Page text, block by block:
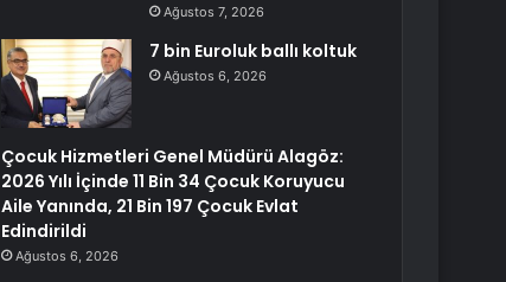
Ağustos 7, 2026
7 bin Euroluk ballı koltuk
Ağustos 6, 2026
Çocuk Hizmetleri Genel Müdürü Alagöz:
2026 Yılı İçinde 11 Bin 34 Çocuk Koruyucu
Aile Yanında, 21 Bin 197 Çocuk Evlat
Edindirildi
Ağustos 6, 2026